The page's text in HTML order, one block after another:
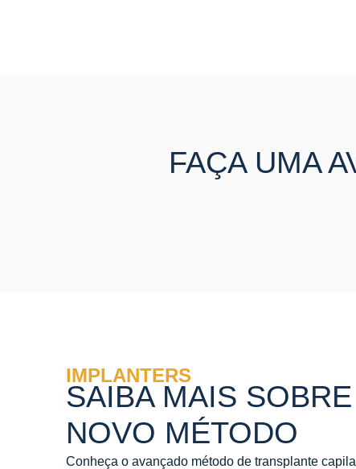
FAÇA UMA
IMPLANTERS
SAIBA MAIS
NOVO MÉTODO
Conheça o avançado método de transplante